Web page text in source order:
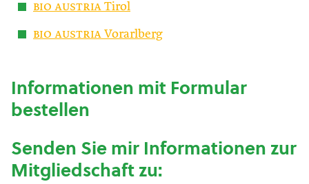
bio austria Tirol
bio austria Vorarlberg
Informationen mit Formular
bestellen
Senden Sie mir Informationen zur
Mitgliedschaft zu: